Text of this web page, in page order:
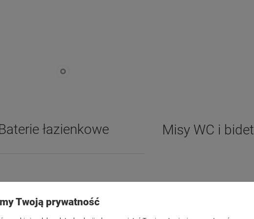
Misy WC i
łazienkowe
zamówienia
Twoją prywatność